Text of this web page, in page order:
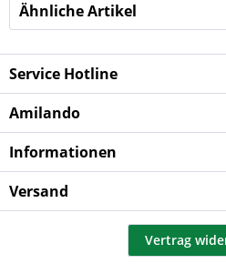
Ähnliche Artikel
Service Hotline
Amilando
Informationen
Versand
Vertrag